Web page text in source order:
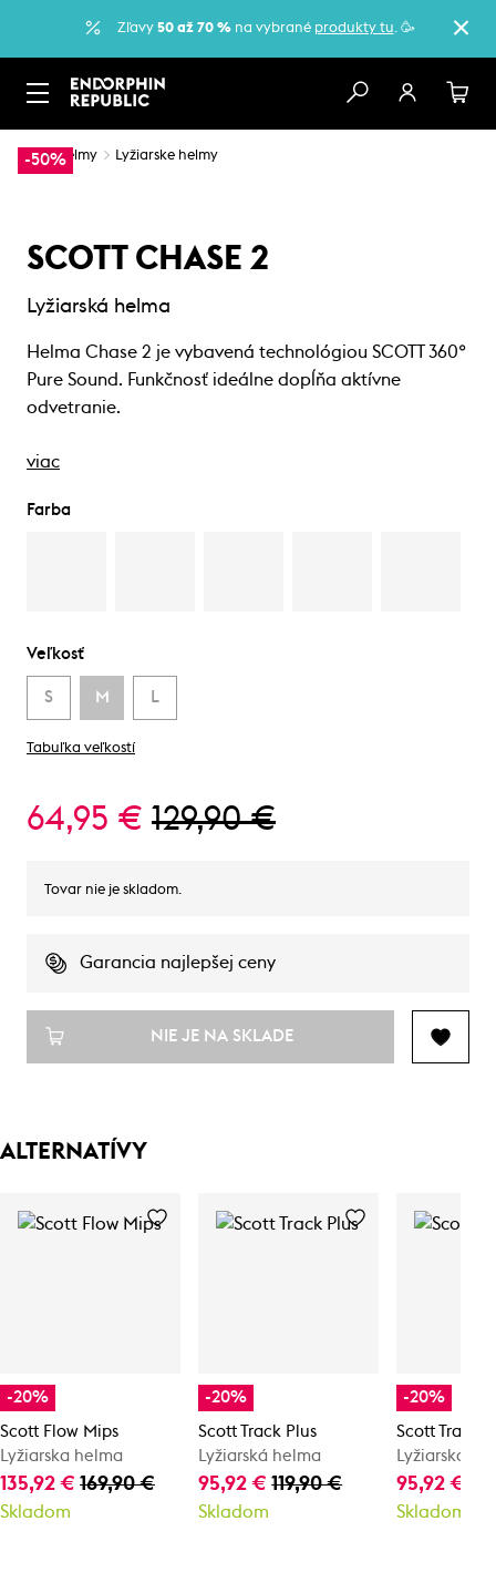
Zľavy 50 až 70 %na vybrané produkty tu. 🥳
-50%
… Helmy Lyžiarske helmy
SCOTT CHASE 2
Lyžiarská helma
Helma Chase 2 je vybavená technológiou SCOTT 360°
Pure Sound. Funkčnosť ideálne dopĺňa aktívne
odvetranie.
viac
Farba
Veľkosť
S M L
Tabuľka veľkostí
64,95 € 129,90 €
Tovar nie je skladom.
Garancia najlepšej ceny
NIE JE NA SKLADE
ALTERNATÍVY
-20%
Scott Flow Mips
Lyžiarska helma
135,92 € 169,90 €
Skladom
-20%
Scott Track Plus
Lyžiarská helma
95,92 €119,90 €
Skladom
-20%
Scott Track
Lyžiarská
95,92 €
Skladom